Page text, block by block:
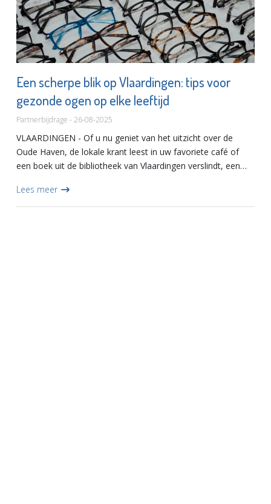
Een scherpe blik op Vlaardingen: tips voor
gezonde ogen op elke leeftijd
Partnerbijdrage - 26-08-2025
VLAARDINGEN - Of u nu geniet van het uitzicht over de
Oude Haven, de lokale krant leest in uw favoriete café of
een boek uit de bibliotheek van Vlaardingen verslindt, een
ons...
Lees meer